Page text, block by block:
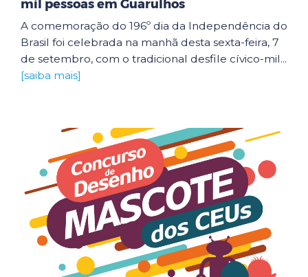
mil pessoas em Guarulhos
A comemoração do 196º dia da Independência do
Brasil foi celebrada na manhã desta sexta-feira, 7
de setembro, com o tradicional desfile cívico-mil...
[saiba mais]